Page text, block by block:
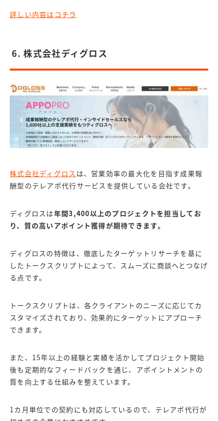
詳しい内容はコチラ
6. 株式会社ディグロス
株式会社ディグロス は、営業効率の最大化を目指す成果報
酬型のテレアポ代行サービスを提供している会社です。
ディグロスは年間3,400以上のプロジェクトを担当してお
り、質の高いアポイント獲得が期待できます。
ディグロスの特徴は、徹底したターゲットリサーチを基に
したトークスクリプトによって、スムーズに商談へとつなげ
る点です。
トークスクリプトは、各クライアントのニーズに応じてカ
スタマイズされており、効果的にターゲットにアプローチ
できます。
また、15年以上の経験と実績を活かしてプロジェクト開始
後も定期的なフィードバックを通じ、アポイントメントの
質を向上する仕組みを整えています。
1カ月単位での契約にも対応しているので、テレアポ代行が